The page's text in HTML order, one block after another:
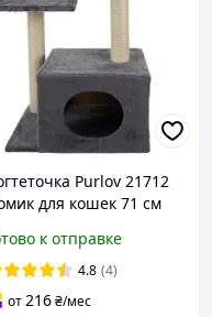
Purlov 21712
для кошек 71 см
к отправке
4.8 (4)
от216₴/мес